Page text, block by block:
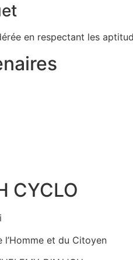
en respectant les
CYCLO
l’Homme et du Citoyen